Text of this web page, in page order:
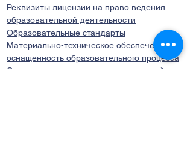
Реквизиты лицензии на право ведения
образовательной деятельности
Образовательные стандарты
Материально-техническое обеспечение и
оснащенность образовательного процесса
Стипендии и иные виды материальной